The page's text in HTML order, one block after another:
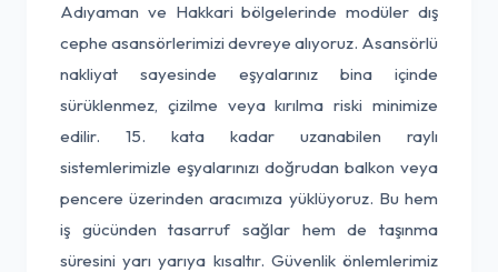
Adıyaman ve Hakkari bölgelerinde modüler dış
cephe asansörlerimizi devreye alıyoruz. Asansörlü
nakliyat sayesinde eşyalarınız bina içinde
sürüklenmez, çizilme veya kırılma riski minimize
edilir. 15. kata kadar uzanabilen raylı
sistemlerimizle eşyalarınızı doğrudan balkon veya
pencere üzerinden aracımıza yüklüyoruz. Bu hem
iş gücünden tasarruf sağlar hem de taşınma
süresini yarı yarıya kısaltır. Güvenlik önlemlerimiz